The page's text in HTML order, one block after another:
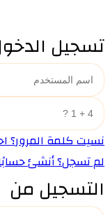
تسجيل
نسيت كلمة المرور؟
لم تسجل؟ أنشئ
التسجيل من